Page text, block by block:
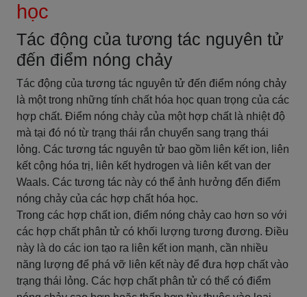
học
Tác động của tương tác nguyên tử
đến điểm nóng chảy
Tác động của tương tác nguyên tử đến điểm nóng chảy
là một trong những tính chất hóa học quan trọng của các
hợp chất. Điểm nóng chảy của một hợp chất là nhiệt độ
mà tại đó nó từ trạng thái rắn chuyển sang trạng thái
lỏng. Các tương tác nguyên tử bao gồm liên kết ion, liên
kết cộng hóa trị, liên kết hydrogen và liên kết van der
Waals. Các tương tác này có thể ảnh hưởng đến điểm
nóng chảy của các hợp chất hóa học.
Trong các hợp chất ion, điểm nóng chảy cao hơn so với
các hợp chất phân tử có khối lượng tương đương. Điều
này là do các ion tạo ra liên kết ion mạnh, cần nhiều
năng lượng để phá vỡ liên kết này để đưa hợp chất vào
trạng thái lỏng. Các hợp chất phân tử có thể có điểm